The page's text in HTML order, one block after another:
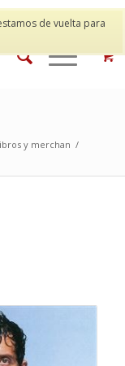
de vuelta para
y merchan /